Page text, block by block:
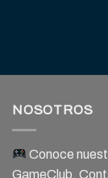
NOSOTROS
Conoce
GameClub.